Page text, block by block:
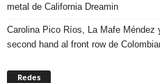
metal de California Dreamin
Carolina Pico Ríos, La Mafe Méndez
second hand al front row de
Redes